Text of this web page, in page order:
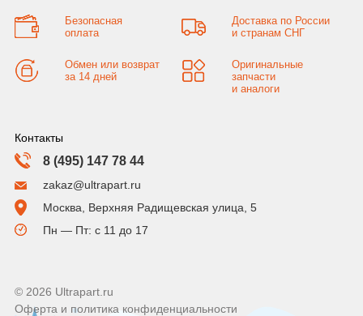
Безопасная
оплата
Доставка по России
и странам СНГ
Обмен или возврат
за 14 дней
Оригинальные
запчасти
и аналоги
Контакты
8 (495) 147 78 44
zakaz@ultrapart.ru
Москва, Верхняя Радищевская улица, 5
Пн — Пт: с 11 до 17
© 2026 Ultrapart.ru
Оферта и политика конфиденциальности